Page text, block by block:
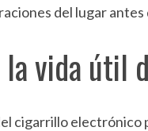
del lugar
la vida útil
cigarrillo electrónico